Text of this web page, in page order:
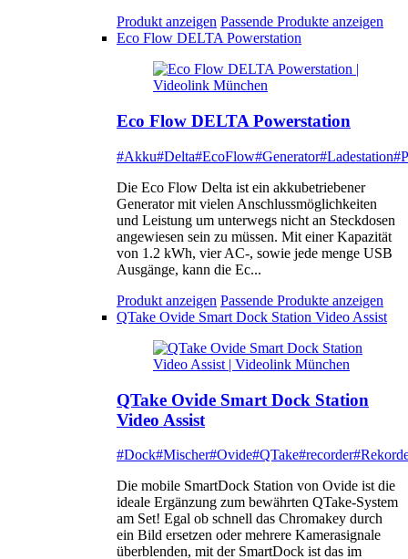
Produkt anzeigen Passende Produkte anzeigen
Eco Flow DELTA Powerstation
Eco Flow DELTA Powerstation
#Akku#Delta#EcoFlow#Generator#Ladestation
Die Eco Flow Delta ist ein akkubetriebener
Generator mit vielen Anschlussmöglichkeiten
und Leistung um unterwegs nicht an Steckdosen
angewiesen sein zu müssen. Mit einer Kapazität
von 1.2 kWh, vier AC-, sowie jede menge USB
Ausgänge, kann die Ec...
Produkt anzeigen Passende Produkte anzeigen
QTake Ovide Smart Dock Station Video Assist
QTake Ovide Smart Dock Station
Video Assist
#Dock#Mischer#Ovide#QTake#recorder
Die mobile SmartDock Station von Ovide ist die
ideale Ergänzung zum bewährten QTake-System
am Set! Egal ob schnell das Chromakey durch
ein Bild ersetzen oder mehrere Kamerasignale
überblenden, mit der SmartDock ist das im